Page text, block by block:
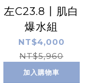
左C23.8丨肌白
爆水組
NT$4,000
NT$5,960
加入購物車